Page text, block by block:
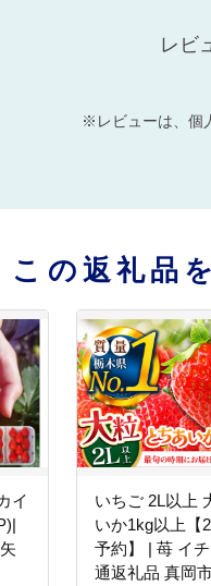
レビ
※レビューは、個
この返礼品
イ
いちご 2L以上
いか1kg以上【
予約】 | 苺 イ
通返礼品 真岡